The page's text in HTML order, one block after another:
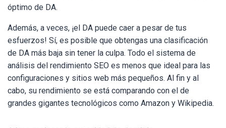
óptimo de DA.
Además, a veces, ¡el DA puede caer a pesar de tus
esfuerzos! Sí, es posible que obtengas una clasificación
de DA más baja sin tener la culpa. Todo el sistema de
análisis del rendimiento SEO es menos que ideal para las
configuraciones y sitios web más pequeños. Al fin y al
cabo, su rendimiento se está comparando con el de
grandes gigantes tecnológicos como Amazon y Wikipedia.